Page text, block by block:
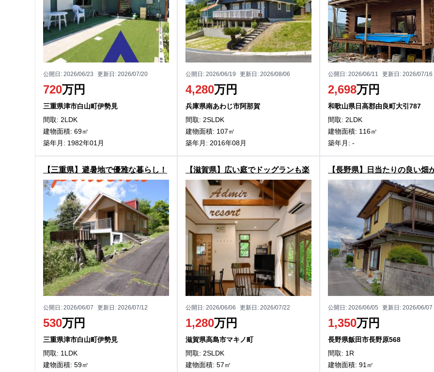
公開日: 2026/06/23 更新日: 2026/07/20
720万円
三重県津市白山町伊勢見
間取: 2LDK
建物面積: 69㎡
築年月: 1982年01月
公開日: 2026/06/19 更新日: 2026/08/06
4,280万円
兵庫県南あわじ市阿那賀
間取: 2SLDK
建物面積: 107㎡
築年月: 2016年08月
公開日: 2026/06/11 更新日: 2026/07/16
2,698万円
和歌山県日高郡由良町大引787
間取: 2LDK
建物面積: 116㎡
築年月: -
【三重県】避暑地で優雅な暮らし！
津市白山町伊勢見の中古別荘物件
公開日: 2026/06/07 更新日: 2026/07/12
530万円
三重県津市白山町伊勢見
間取: 1LDK
建物面積: 59㎡
【滋賀県】広い庭でドッグランも楽
しめる！高島市マキノ町の中古別荘
物件
公開日: 2026/06/06 更新日: 2026/07/22
1,280万円
滋賀県高島市マキノ町
間取: 2SLDK
建物面積: 57㎡
【長野県】日当たりの良い畑
ます。
公開日: 2026/06/05 更新日: 2026/06/07
1,350万円
長野県飯田市長野原568
間取: 1R
建物面積: 91㎡